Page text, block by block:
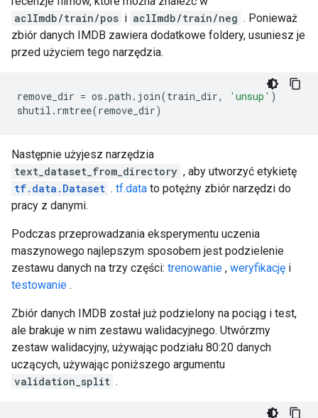
aclImdb/train/pos i aclImdb/train/neg . Ponieważ
zbiór danych IMDB zawiera dodatkowe foldery, usuniesz je
przed użyciem tego narzędzia.
remove_dir = os .path . join(train_dir, 'unsup' )
shutil . rmtree(remove_dir)
Następnie użyjesz narzędzia
text_dataset_from_directory , aby utworzyć etykietę
tf.data.Dataset . tf.data to potężny zbiór narzędzi do
pracy z danymi.
Podczas przeprowadzania eksperymentu uczenia
maszynowego najlepszym sposobem jest podzielenie
zestawu danych na trzy części: trenowanie , weryfikację i
testowanie .
Zbiór danych IMDB został już podzielony na pociąg i test,
ale brakuje w nim zestawu walidacyjnego. Utwórzmy
zestaw walidacyjny, używając podziału 80:20 danych
uczących, używając poniższego argumentu
validation_split .